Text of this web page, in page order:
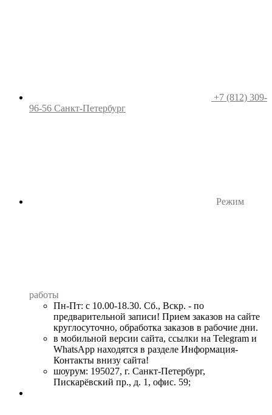
+7 (812) 309-
96-56 Санкт-Петербург
Режим
работы
Пн-Пт: с 10.00-18.30. Сб., Вскр. - по
предварительной записи! Прием заказов на сайте
круглосуточно, обработка заказов в рабочие дни.
в мобильной версии сайта, ссылки на Telegram и
WhatsApp находятся в разделе Информация-
Контакты внизу сайта!
шоурум: 195027, г. Санкт-Петербург,
Пискарёвский пр., д. 1, офис. 59;